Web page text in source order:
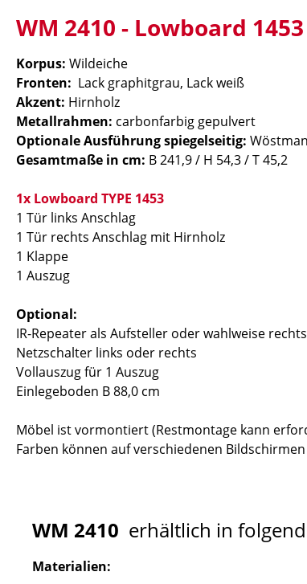
WM 2410 - Lowboard
Korpus: Wildeiche
Fronten: Lack graphitgrau, Lack weiß
Akzent: Hirnholz
Metallrahmen: carbonfarbig gepulvert
Optionale Ausführung spiegelseitig:
Gesamtmaße in cm: B 241,9 / H 54,3 / T 45,2
1x Lowboard TYPE 1453
1 Tür links Anschlag
1 Tür rechts Anschlag mit Hirnholz
1 Klappe
1 Auszug
Optional:
IR-Repeater als Aufsteller oder wahlweise
Netzschalter links oder rechts
Vollauszug für 1 Auszug
Einlegeboden B 88,0 cm
Möbel ist vormontiert (Restmontage kann
Farben können auf verschiedenen
WM 2410 erhältlich in
Materialien: